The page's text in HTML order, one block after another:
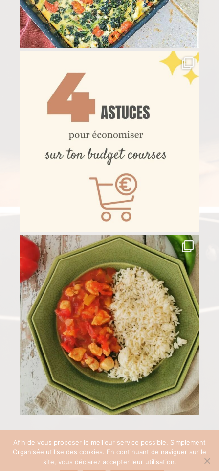
COPYRIGHT © 2026 SIMPLEMENT ORGANISÉE | SITE RÉALISÉ AVEC ♡ PAR
Afin de vous proposer le meilleur service possible, Simplement
Organisée utilise des cookies. En continuant de naviguer sur le
site, vous déclarez accepter leur utilisation.